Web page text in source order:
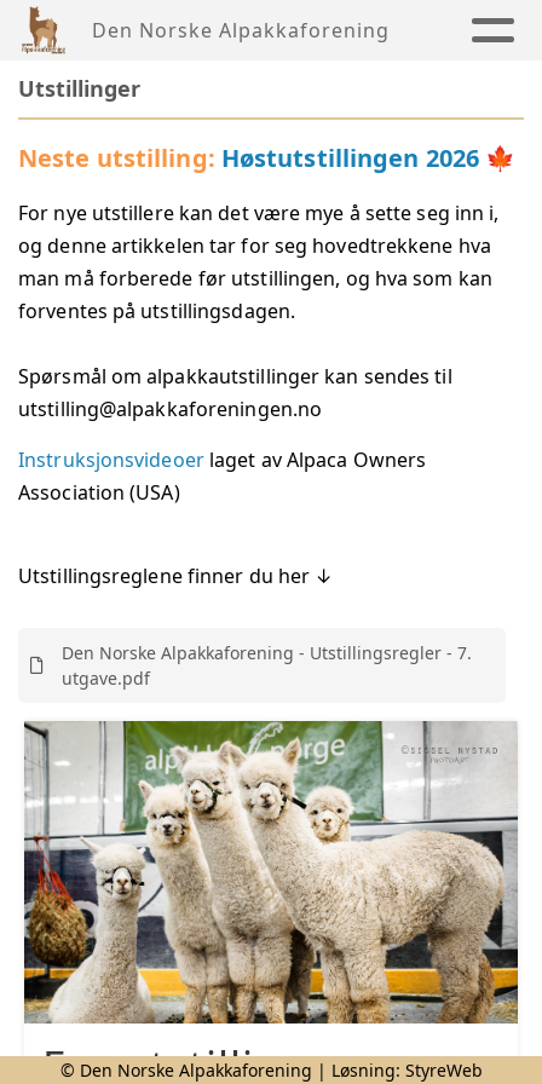
Den Norske Alpakkaforening
Utstillinger
Neste utstilling: Høstutstillingen 2026🍁
For nye utstillere kan det være mye å sette seg inn i,
og denne artikkelen tar for seg hovedtrekkene hva
man må forberede før utstillingen, og hva som kan
forventes på utstillingsdagen.
Spørsmål om alpakkautstillinger kan sendes til
utstilling@alpakkaforeningen.no
Instruksjonsvideoerlaget av Alpaca Owners
Association (USA)
Utstillingsreglene finner du her ↓
Den Norske Alpakkaforening - Utstillingsregler - 7.
utgave.pdf
Før utstillingen
© Den Norske Alpakkaforening | Løsning: StyreWeb